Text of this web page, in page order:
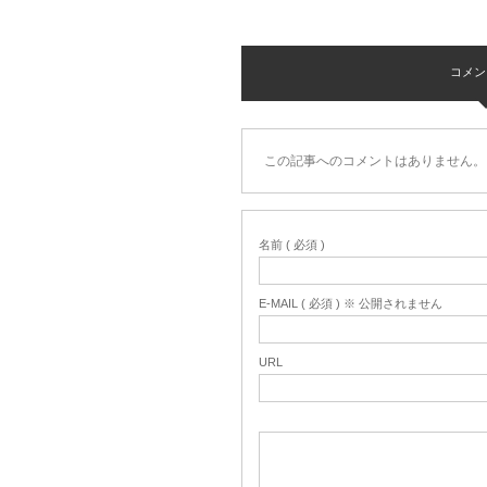
コメ
この記事へのコメントはありません。
名前 ( 必須 )
E-MAIL ( 必須 ) ※ 公開されません
URL